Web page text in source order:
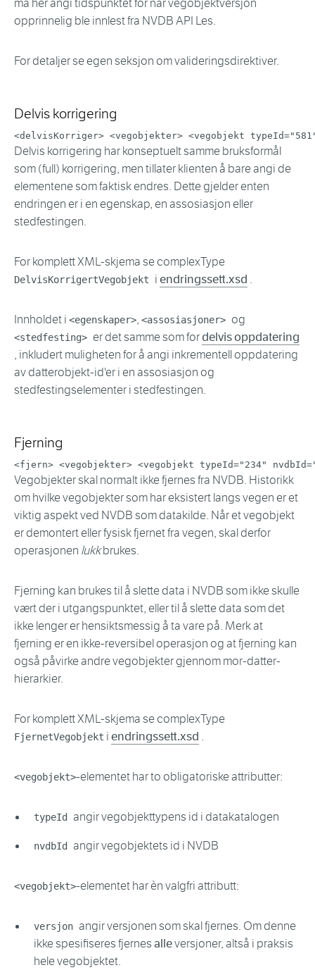
må her angi tidspunktet for når vegobjektversjon
opprinnelig ble innlest fra NVDB API Les.
For detaljer se egen seksjon om valideringsdirektiver.
Delvis korrigering
<delvisKorriger> <vegobjekter> <vegobjekt typeId=" 581
Delvis korrigering har konseptuelt samme bruksformål
som (full) korrigering, men tillater klienten å bare angi de
elementene som faktisk endres. Dette gjelder enten
endringen er i en egenskap, en assosiasjon eller
stedfestingen.
For komplett XML-skjema se complexType
DelvisKorrigertVegobjekt iendringssett.xsd .
Innholdet i <egenskaper>, <assosiasjoner> og
<stedfesting> er det samme som fordelvis oppdatering
, inkludert muligheten for å angi inkrementell oppdatering
av datterobjekt-id'er i en assosiasjon og
stedfestingselementer i stedfestingen.
Fjerning
<fjern> <vegobjekter> <vegobjekt typeId=" 234" nvdbId=
Vegobjekter skal normalt ikke fjernes fra NVDB. Historikk
om hvilke vegobjekter som har eksistert langs vegen er et
viktig aspekt ved NVDB som datakilde. Når et vegobjekt
er demontert eller fysisk fjernet fra vegen, skal derfor
operasjonen lukkbrukes.
Fjerning kan brukes til å slette data i NVDB som ikke skulle
vært der i utgangspunktet, eller til å slette data som det
ikke lenger er hensiktsmessig å ta vare på. Merk at
fjerning er en ikke-reversibel operasjon og at fjerning kan
også påvirke andre vegobjekter gjennom mor-datter-
hierarkier.
For komplett XML-skjema se complexType
FjernetVegobjekt iendringssett.xsd .
<vegobjekt>-elementet har to obligatoriske attributter:
typeId angir vegobjekttypens id i datakatalogen
nvdbId angir vegobjektets id i NVDB
<vegobjekt>-elementet har èn valgfri attributt:
versjon angir versjonen som skal fjernes. Om denne
ikke spesifiseres fjernesalleversjoner, altså i praksis
hele vegobjektet.